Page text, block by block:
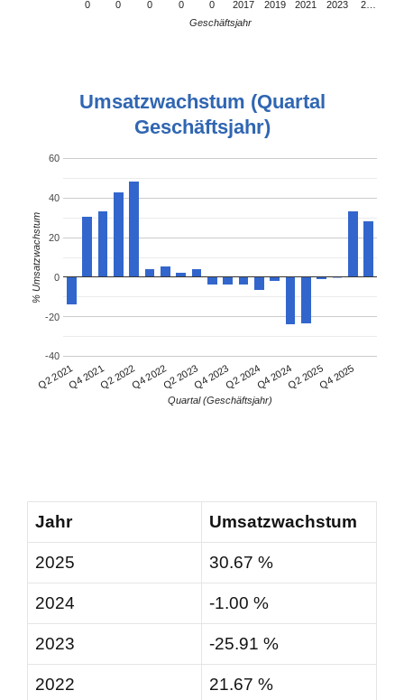
0 0 0 0 0 2017 2019 2021 2023
2…
Geschäftsjahr
Umsatzwachstum (Quartal
Geschäftsjahr)
Q2 2021Q4 2021Q2 2022Q4 2022Q2 2023Q4 2023Q2 2024Q4 2024Q2 2025Q4 2025
-40
-20
0
20
40
60
Quartal (Geschäftsjahr)
% Umsatzwachstum
Jahr Umsatzwachstum
2025 30.67 %
2024 -1.00 %
2023 -25.91 %
2022 21.67 %